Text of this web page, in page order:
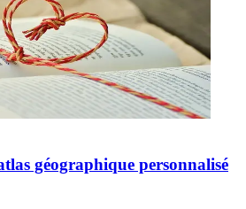
géographique personnalisé